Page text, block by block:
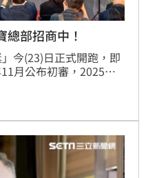
部招商中！
今(23)日正式開跑，即
月公布初審，2025年
副都心的新總部，據了
即將擁有一個新的逛街